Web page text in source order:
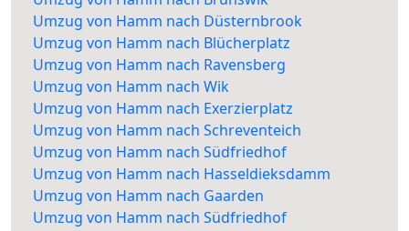
Umzug von Hamm nach Düsternbrook
Umzug von Hamm nach Blücherplatz
Umzug von Hamm nach Ravensberg
Umzug von Hamm nach Wik
Umzug von Hamm nach Exerzierplatz
Umzug von Hamm nach Schreventeich
Umzug von Hamm nach Südfriedhof
Umzug von Hamm nach Hasseldieksdamm
Umzug von Hamm nach Gaarden
Umzug von Hamm nach Südfriedhof